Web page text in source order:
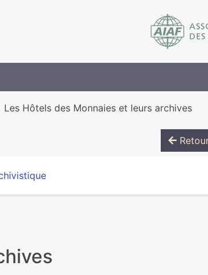
Les Hôtels des Monnaies et leurs archives